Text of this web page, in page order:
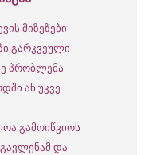
მიზეზები
გარკვეული
პრობლემა
ან უკვე
გამოიწვიოს
და